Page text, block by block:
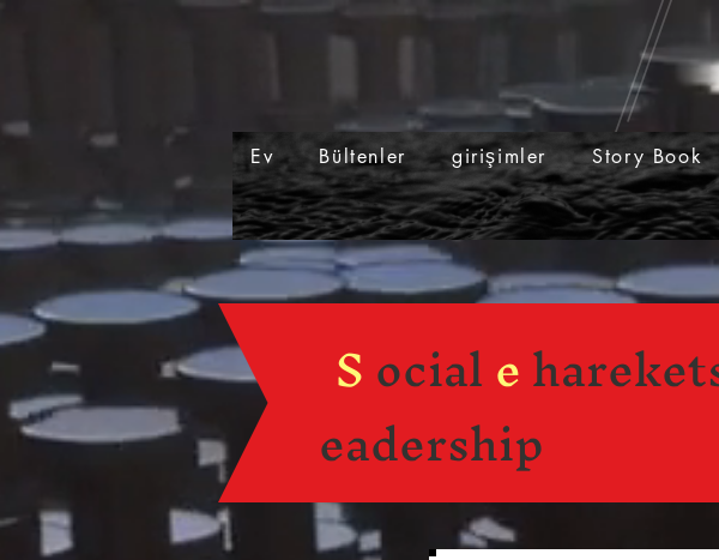
Ev Bültenler girişimler Story Book
Sociale
eadership